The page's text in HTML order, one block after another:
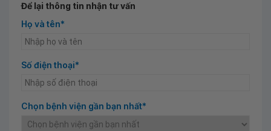
Để lại thông tin nhận tư vấn
Họ và tên*
Số điện thoại*
Chọn bệnh viện gần bạn nhất*